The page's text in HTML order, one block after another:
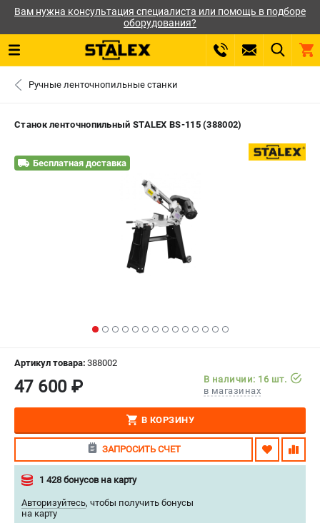
Вам нужна консультация специалиста или помощь в подборе
оборудования?
СЕРВИС
МАГАЗИНЫ
ИЗБРАННОЕ ( 0 )
СРАВНЕНИЕ 0 )
ВХОД ИЛИ РЕГИСТРАЦИЯ
+7 (812) 564-50-74 - ЗАКАЗ ИЗДЕЛИЙ
САНКТ-ПЕТЕРБУРГ
0 ₽
ПОДДЕРЖКА
Сервисиный центр
Гарантия Stalex
Ручные ленточнопильные станки
Станок ленточнопильный STALEX BS-115 (388002)
Бесплатная доставка
Артикул товара: 388002
47 600 ₽
В наличии: 16 шт.
в магазинах
В КОРЗИНУ
ЗАПРОСИТЬ СЧЕТ
1 428 бонусов на карту
Авторизуйтесь, чтобы получить бонусы
на карту